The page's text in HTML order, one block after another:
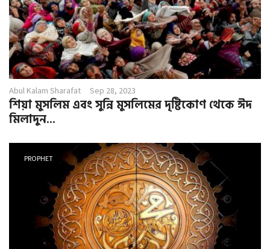
Abul Kalam Sharafat Sep 28, 2023
শিয়া মুসলিম এবং সুন্নি মুসলিমের দৃষ্টিকোণ থেকে ঈদ
মিলাদুন...
PROPHET